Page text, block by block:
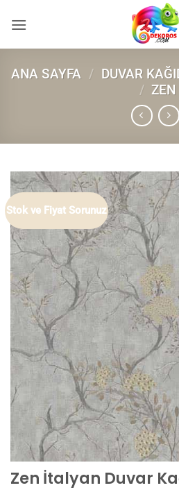
atla
ANA SAYFA / DUVAR
/ ZEN
Stok ve Fiyat Sorunuz
Zen İtalyan Duvar